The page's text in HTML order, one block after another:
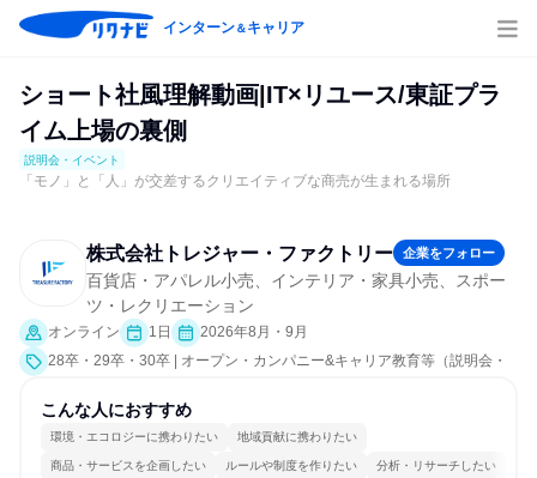
インターン＆キャリア
ショート社風理解動画|IT×リユース/東証プラ
イム上場の裏側
説明会・イベント
「モノ」と「人」が交差するクリエイティブな商売が生まれる場所
株式会社トレジャー・ファクトリー 企業をフォロー
百貨店・アパレル小売、インテリア・家具小売、スポー
ツ・レクリエーション
オンライン 1日
2026年8月・9月
28卒・29卒・30卒 | オープン・カンパニー&キャリア教育等（説明会・
こんな人におすすめ
環境・エコロジーに携わりたい 地域貢献に携わりたい
商品・サービスを企画したい ルールや制度を作りたい 分析・リサーチしたい